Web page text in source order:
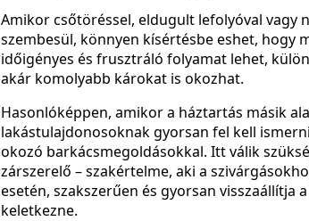
Amikor csőtöréssel, eldugult lefolyóval vagy
szembesül, könnyen kísértésbe eshet, hogy
időigényes és frusztráló folyamat lehet,
akár komolyabb károkat is okozhat.
Hasonlóképpen, amikor a háztartás másik
lakástulajdonosoknak gyorsan fel kell
okozó barkácsmegoldásokkal. Itt válik
zárszerelő – szakértelme, aki a
esetén, szakszerűen és gyorsan visszaállítja
keletkezne.